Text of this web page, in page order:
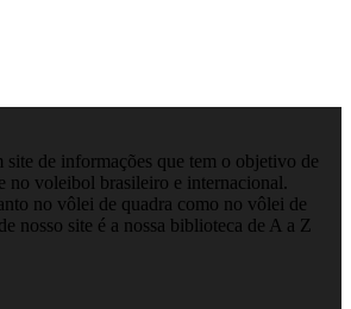
de informações que tem o objetivo de
no voleibol brasileiro e internacional.
no vôlei de quadra como no vôlei de
nosso site é a nossa biblioteca de A a Z